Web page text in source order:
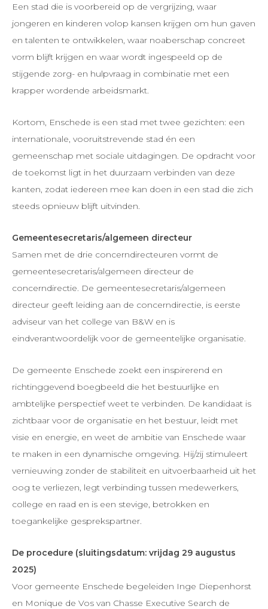
Een stad die is voorbereid op de vergrijzing, waar
jongeren en kinderen volop kansen krijgen om hun gaven
en talenten te ontwikkelen, waar noaberschap concreet
vorm blijft krijgen en waar wordt ingespeeld op de
stijgende zorg- en hulpvraag in combinatie met een
krapper wordende arbeidsmarkt.
Kortom, Enschede is een stad met twee gezichten: een
internationale, vooruitstrevende stad én een
gemeenschap met sociale uitdagingen. De opdracht voor
de toekomst ligt in het duurzaam verbinden van deze
kanten, zodat iedereen mee kan doen in een stad die zich
steeds opnieuw blijft uitvinden.
Gemeentesecretaris/algemeen directeur
Samen met de drie concerndirecteuren vormt de
gemeentesecretaris/algemeen directeur de
concerndirectie. De gemeentesecretaris/algemeen
directeur geeft leiding aan de concerndirectie, is eerste
adviseur van het college van B&W en is
eindverantwoordelijk voor de gemeentelijke organisatie.
De gemeente Enschede zoekt een inspirerend en
richtinggevend boegbeeld die het bestuurlijke en
ambtelijke perspectief weet te verbinden. De kandidaat is
zichtbaar voor de organisatie en het bestuur, leidt met
visie en energie, en weet de ambitie van Enschede waar
te maken in een dynamische omgeving. Hij/zij stimuleert
vernieuwing zonder de stabiliteit en uitvoerbaarheid uit het
oog te verliezen, legt verbinding tussen medewerkers,
college en raad en is een stevige, betrokken en
toegankelijke gesprekspartner.
De procedure (sluitingsdatum: vrijdag 29 augustus
2025)
Voor gemeente Enschede begeleiden Inge Diepenhorst
en Monique de Vos van Chasse Executive Search de